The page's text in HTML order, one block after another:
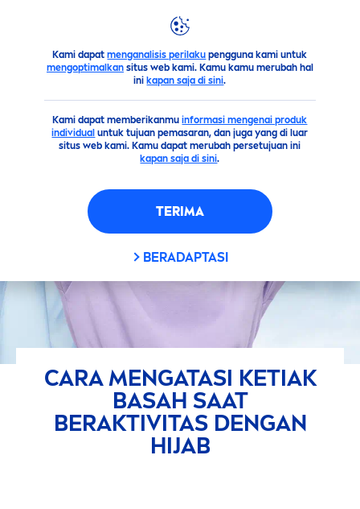
Kami dapatmenganalisis perilaku pengguna kami untuk
mengoptimalkansitus web kami. Kamu kamu merubah hal
ini kapan saja di sini.
Kami dapat memberikanmuinformasi mengenai produk
individual untuk tujuan pemasaran, dan juga yang di luar
situs web kami. Kamu dapat merubah persetujuan ini
kapan saja di sini.
TERIMA
BERADAPTASI
Saran Kulit CaraMengatasi Ketiak Basah Saat
CARAMENGATASI KETIAK
BASAH SAAT
BERAKTIVITAS DENGAN
HIJAB